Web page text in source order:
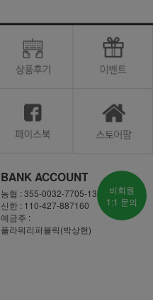
BANK ACCOUNT
농협 : 355-0032-7705-13
신한 : 110-427-887160
예금주 :
플라워리퍼블릭(박상현)
비회원
1:1 문의